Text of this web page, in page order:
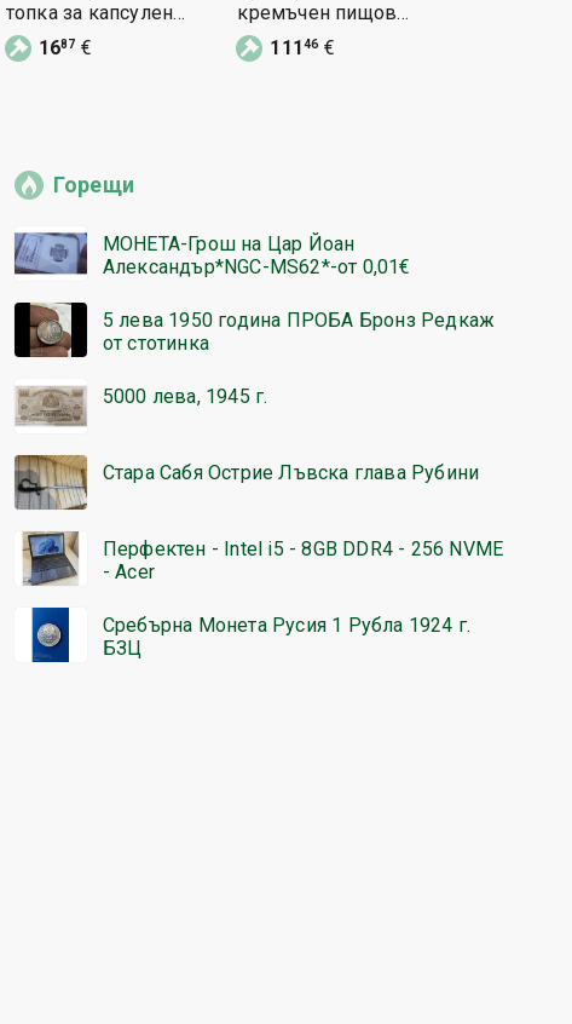
топка за капсулен
кремъчен пистолет
пищов
1687 €
кремъчен пищов
сачан пистолет
тепелък
11146 €
Горещи
МОНЕТА-Грош на Цар Йоан
Александър*NGC-MS62*-от 0,01€
5 лева 1950 година ПРОБА Бронз Редкаж
от стотинка
5000 лева, 1945 г.
Стара Сабя Острие Лъвска глава Рубини
Перфектен - Intel i5 - 8GB DDR4 - 256 NVME
- Acer
Сребърна Монета Русия 1 Рубла 1924 г.
БЗЦ